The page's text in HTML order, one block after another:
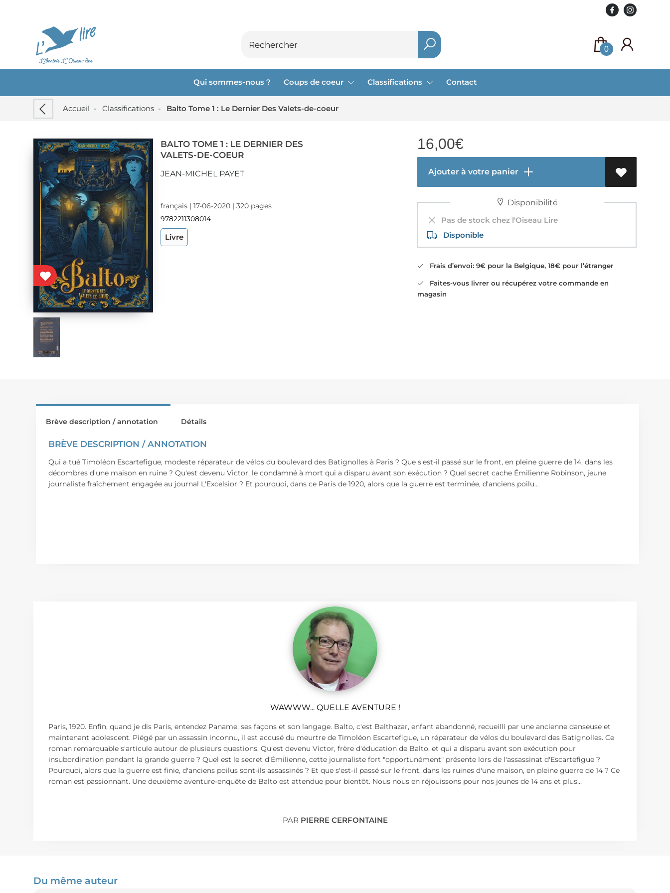
0
Qui sommes-nous ? Coups de coeur Classifications Contact
Accueil - Classifications - Balto Tome 1 : Le Dernier Des Valets-de-coeur
BALTO TOME 1 : LE DERNIER DES
VALETS-DE-COEUR
JEAN-MICHEL PAYET
français | 17-06-2020 | 320 pages
9782211308014
Livre
16,00€
Ajouter à votre panier
Disponibilité
Pas de stock chez l'Oiseau Lire
Disponible
Frais d’envoi: 9€ pour la Belgique, 18€ pour l’étranger
Faites-vous livrer ou récupérez votre commande en
magasin
Brève description / annotation
BRÈVE DESCRIPTION / ANNOTATION
Qui a tué Timoléon Escartefigue, modeste réparateur de vélos du boulevard des Batignolles à Paris ? Que s'est-il passé sur le front, en pleine guerre de 14, dans les
décombres d'une maison en ruine ? Qu'est devenu Victor, le condamné à mort qui a disparu avant son exécution ? Quel secret cache Émilienne Robinson, jeune
journaliste fraîchement engagée au journal L'Excelsior ? Et pourquoi, dans ce Paris de 1920, alors que la guerre est terminée, d'anciens poilu...
Détails
WAWWW... QUELLE AVENTURE !
Paris, 1920. Enfin, quand je dis Paris, entendez Paname, ses façons et son langage. Balto, c'est Balthazar, enfant abandonné, recueilli par une ancienne danseuse et
maintenant adolescent. Piégé par un assassin inconnu, il est accusé du meurtre de Timoléon Escartefigue, un réparateur de vélos du boulevard des Batignolles. Ce
roman remarquable s'articule autour de plusieurs questions. Qu'est devenu Victor, frère d'éducation de Balto, et qui a disparu avant son exécution pour
insubordination pendant la grande guerre ? Quel est le secret d'Émilienne, cette journaliste fort "opportunément" présente lors de l'assassinat d'Escartefigue ?
Pourquoi, alors que la guerre est finie, d'anciens poilus sont-ils assassinés ? Et que s'est-il passé sur le front, dans les ruines d'une maison, en pleine guerre de 14 ? Ce
roman est passionnant. Une deuxième aventure-enquête de Balto est attendue pour bientôt. Nous nous en réjouissons pour nos jeunes de 14 ans et plus...
PAR PIERRE CERFONTAINE
Du même auteur